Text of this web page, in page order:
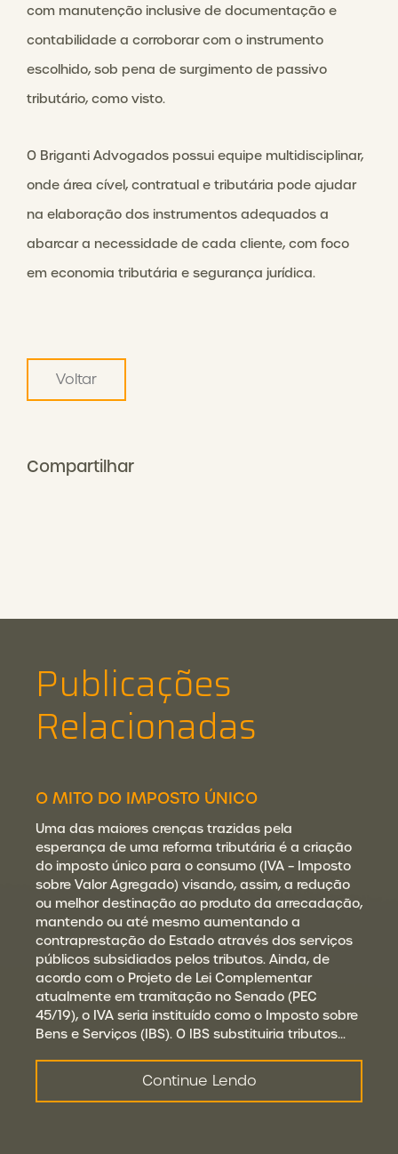
com manutenção inclusive de documentação e
contabilidade a corroborar com o instrumento
escolhido, sob pena de surgimento de passivo
tributário, como visto.
O Briganti Advogados possui equipe multidisciplinar,
onde área cível, contratual e tributária pode ajudar
na elaboração dos instrumentos adequados a
abarcar a necessidade de cada cliente, com foco
em economia tributária e segurança jurídica.
Voltar
Compartilhar
Publicações
Relacionadas
O MITO DO IMPOSTO ÚNICO
Uma das maiores crenças trazidas pela
esperança de uma reforma tributária é a criação
do imposto único para o consumo (IVA – Imposto
sobre Valor Agregado) visando, assim, a redução
ou melhor destinação ao produto da arrecadação,
mantendo ou até mesmo aumentando a
contraprestação do Estado através dos serviços
públicos subsidiados pelos tributos. Ainda, de
acordo com o Projeto de Lei Complementar
atualmente em tramitação no Senado (PEC
45/19), o IVA seria instituído como o Imposto sobre
Bens e Serviços (IBS). O IBS substituiria tributos…
Continue Lendo